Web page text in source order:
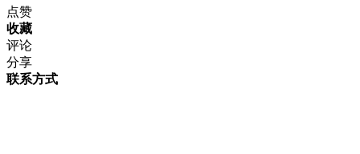
点赞
收藏
评论
分享
联系方式